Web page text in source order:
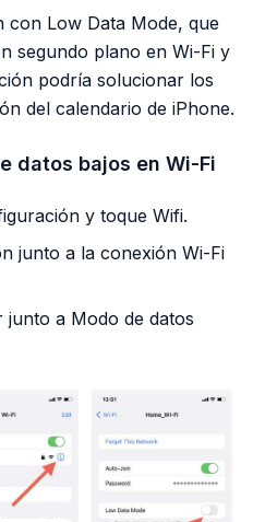
con Low Data Mode, que
segundo plano en Wi-Fi y
podría solucionar los
del calendario de iPhone.
datos bajos en Wi-Fi
y toque Wifi.
junto a la conexión Wi-Fi
a Modo de datos